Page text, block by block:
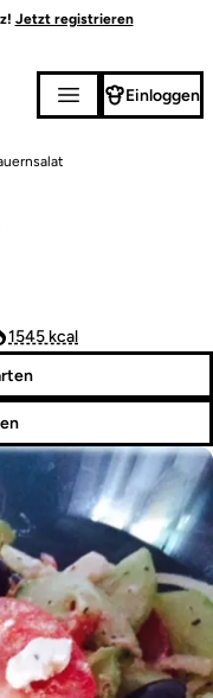
Jetzt registrieren
Einloggen
1545 kcal